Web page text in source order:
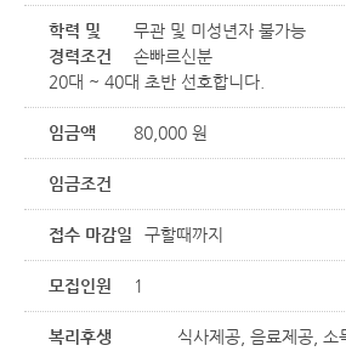
학력 및
경력조건
무관 및 미성년자 불가능
손빠르신분
20대 ~ 40대 초반 선호합니다.
임금액 80,000 원
임금조건
접수 마감일 구할때까지
모집인원 1
복리후생
식사제공, 음료제공, 소